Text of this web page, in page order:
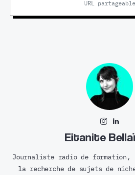
URL partageable
Eitanite
Journaliste radio de formation,
la recherche de sujets de